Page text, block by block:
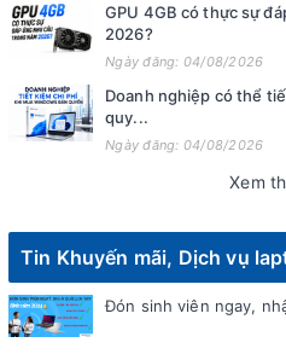
GPU 4GB có thực sự
2026?
Ngày đăng: 04/08/2026
Doanh nghiệp có thể
quy...
Ngày đăng: 04/08/2026
Xem
Tin Khuyến mãi, Dịch vụ
Đón sinh viên ngay,